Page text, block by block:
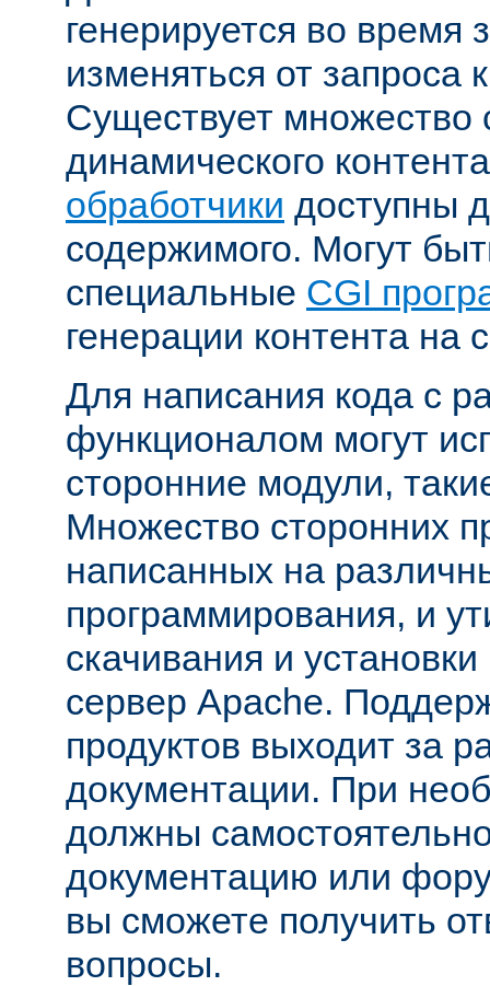
генерируется во время
изменяться от запроса
Существует множество
динамического
обработчики доступны
содержимого. Могут
специальные CGI
генерации контента на
Для написания кода с
функционалом могут
сторонние модули,
Множество сторонних
написанных на
программирования, и
скачивания и
сервер Apache.
продуктов выходит за
документации. При
должны
документацию или
вы сможете получить
вопросы.